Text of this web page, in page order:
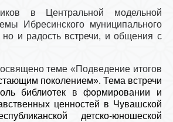
в Центральной модельной
Ибресинского муниципального
и радость встречи, и общения с
теме «Подведение итогов
поколением». Тема встречи
библиотек в формировании и
ценностей в Чувашской
детско-юношеской